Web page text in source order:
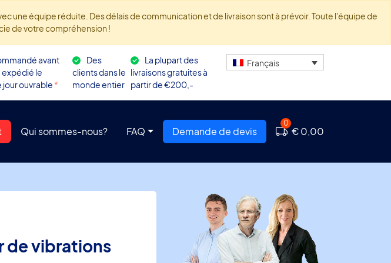
une équipe réduite. Des délais de communication et de livraison sont à prévoir. Toute l'équipe de
de votre compréhension !
avant
expédié le
jour ouvrable *
Des
clients dans le
monde entier
La plupart des
livraisons gratuites à
partir de €200,-
Français
Qui sommes-nous? FAQ Demande de devis
0
€ 0,00
de vibrations